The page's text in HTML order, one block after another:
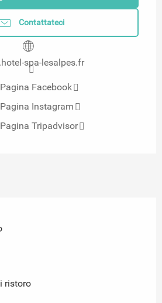
Contattateci
spa-lesalpes.fr
Pagina Facebook
Pagina Instagram
Pagina Tripadvisor
ristoro